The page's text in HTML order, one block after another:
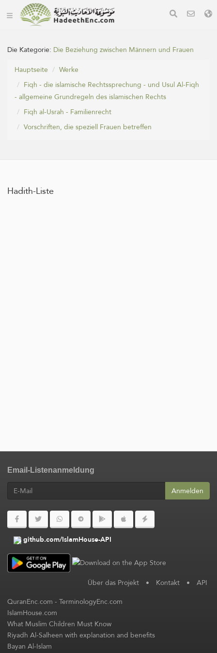
Die Kategorie: Die Beziehung zwischen Männern und Frauen
Hauptseite
Werke
Fiqh - die islamische Rechtssprechung - und Usul Al-Fiqh
- allgemeine Grundregeln des islamischen Rechts
Fiqh al-Usrah - Familienrecht
Vorschriften, die speziell Frauen betreffen
Hadith-Liste
Email-Listenanmeldung
Anmelden
github.com/IslamHouse-API
Über das Projekt • Kontakt • API
QuranEnc.com-TerminologyEnc.com
IslamHouse.com
What Muslim Children Must Know
Riyadh Al-Salheen with explanation and benefits
Bayan Al-Islam